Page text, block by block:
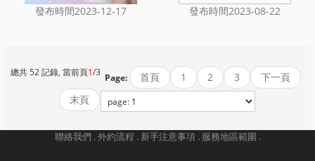
發布時間2023-12-17 發布時間2023-08-22
Page:
總共 52 記錄, 當前頁1/3 首頁 1 2 3
下一頁
末頁
聯絡我們 .外約流程 . 新手注意事項 . 服務地區範圍 .